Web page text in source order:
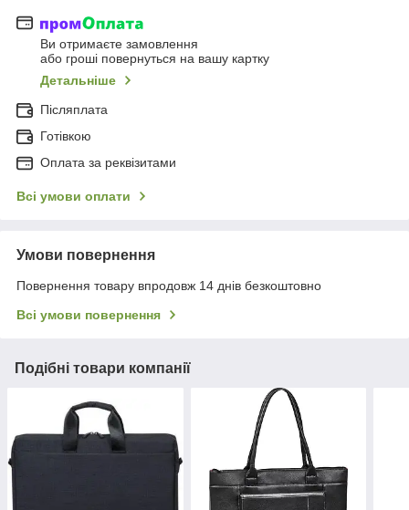
Ви отримаєте замовлення
або гроші повернуться на вашу картку
Детальніше
Післяплата
Готівкою
Оплата за реквізитами
Всі умови оплати
Умови повернення
Повернення товару впродовж 14 днів безкоштовно
Всі умови повернення
Подібні товари компанії